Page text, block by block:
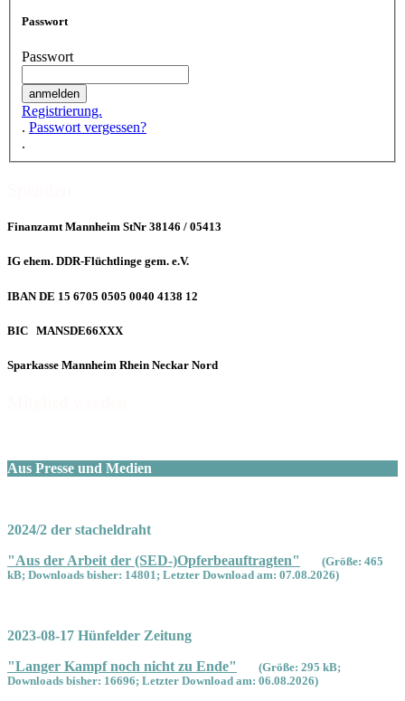
Passwort
Passwort
Registrierung.
. Passwort vergessen?
.
Finanzamt Mannheim StNr 38146 / 05413
IG ehem. DDR-Flüchtlinge gem. e.V.
IBAN DE 15 6705 0505 0040 4138 12
BIC MANSDE66XXX
Sparkasse Mannheim Rhein Neckar Nord
Aus Presse und Medien
2024/2 der stacheldraht
"Aus der Arbeit der (SED-)Opferbeauftragten"
(Größe: 465
kB; Downloads bisher: 14801; Letzter Download am: 07.08.2026)
2023-08-17 Hünfelder Zeitung
"Langer Kampf noch nicht zu Ende"
(Größe: 295 kB;
Downloads bisher: 16696; Letzter Download am: 06.08.2026)